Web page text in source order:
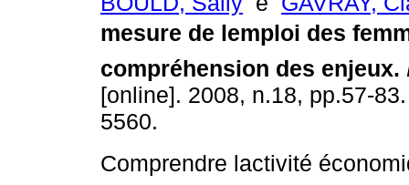
mesure de lemploi des
compréhension des enjeux.
[online]. 2008, n.18, pp.57-
5560.
Comprendre lactivité